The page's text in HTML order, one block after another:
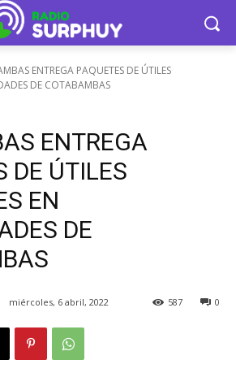
ENTREGA PAQUETES DE ÚTILES
DE COTABAMBAS
ENTREGA
DE ÚTILES
EN
DE
miércoles, 6 abril, 2022 0
587